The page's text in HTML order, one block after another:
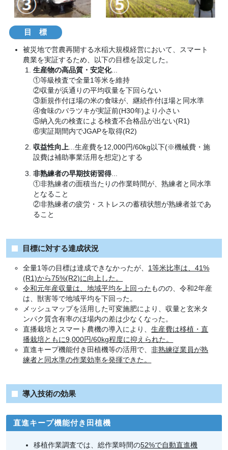
目標
被災地で営農再開する水稲大規模経営において、スマート
農業を実証するため、以下の目標を設定した。
生産物の高品質・安定化...
①等級検査で全量1等米を維持
②収量が浜通りの平均収量を下回らない
③新規作付ほ場の米の食味が、継続作付ほ場と同水準
④食味のバラツキが実証前(H30年)より小さい
⑤納入先の検査による検査不合格品が出ない(R1)
⑥実証期間内でJGAPを取得(R2)
収益性向上 ...生産費を12,000円/60kg以下(※機械費・施
設費は補助事業活用を想定)とする
非熟練者の早期技術習得
①非熟練者の面積当たりの作業時間が、熟練者と同水準
となること
②非熟練者の疲労・ストレスの蓄積状態が熟練者並であ
ること
目標に対する達成状況
全量1等の目標は達成できなかったが、 1等米比率は、41%
(R1)から75%(R2)に向上した。
令和元年産収量は、地域平均を上回ったものの、令和2年産
は、獣害等で地域平均を下回った。
メッシュマップを活用した可変施肥により、収量と玄米タ
ンパク質含有率のほ場内の差は少なくなった。
直播栽培とスマート農機の導入により、生産費は移植・直
播栽培ともに9,000円/60kg程度に抑えられた。
直進キープ機能付き田植機等の活用で、非熟練従業員が熟
練者と同水準の作業効率を発揮できた。
導入技術の効果
直進キープ機能付き田植機
移植作業調査では、総作業時間の52%で自動直進機